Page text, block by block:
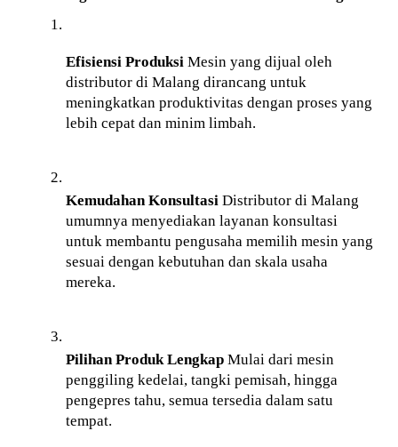
Efisiensi Produksi Mesin yang dijual oleh
distributor di Malang dirancang untuk
meningkatkan produktivitas dengan proses yang
lebih cepat dan minim limbah.
Kemudahan Konsultasi Distributor di Malang
umumnya menyediakan layanan konsultasi
untuk membantu pengusaha memilih mesin yang
sesuai dengan kebutuhan dan skala usaha
mereka.
Pilihan Produk Lengkap Mulai dari mesin
penggiling kedelai, tangki pemisah, hingga
pengepres tahu, semua tersedia dalam satu
tempat.